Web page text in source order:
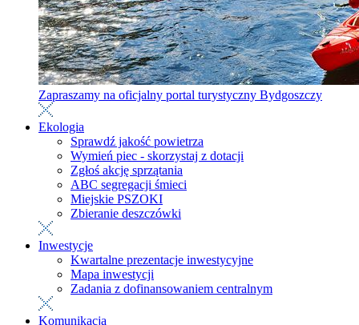
Zapraszamy na oficjalny portal turystyczny Bydgoszczy
Ekologia
Sprawdź jakość powietrza
Wymień piec - skorzystaj z dotacji
Zgłoś akcję sprzątania
ABC segregacji śmieci
Miejskie PSZOKI
Zbieranie deszczówki
Inwestycje
Kwartalne prezentacje inwestycyjne
Mapa inwestycji
Zadania z dofinansowaniem centralnym
Komunikacja